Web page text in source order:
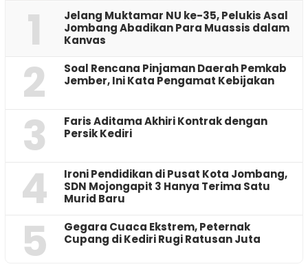
1
Jelang Muktamar NU ke-35, Pelukis Asal
Jombang Abadikan Para Muassis dalam
Kanvas
2
‎Soal Rencana Pinjaman Daerah Pemkab
Jember, Ini Kata Pengamat Kebijakan ‎
3
Faris Aditama Akhiri Kontrak dengan
Persik Kediri
4
Ironi Pendidikan di Pusat Kota Jombang,
SDN Mojongapit 3 Hanya Terima Satu
Murid Baru
5
‎Gegara Cuaca Ekstrem, Peternak
Cupang di Kediri Rugi Ratusan Juta